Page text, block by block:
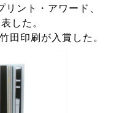
ント・アワード、
した。
田印刷が入賞した。